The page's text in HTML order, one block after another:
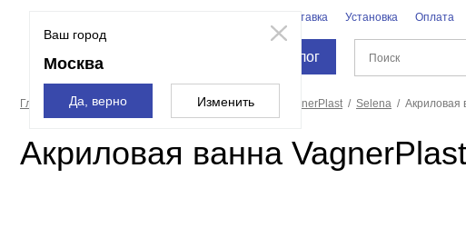
Ваш город
Москва
Да, верно Изменить
Доставка Установка Оплата
Каталог
Главная страница Акриловые ванны VagnerPlast Selena Акриловая
Акриловая ванна